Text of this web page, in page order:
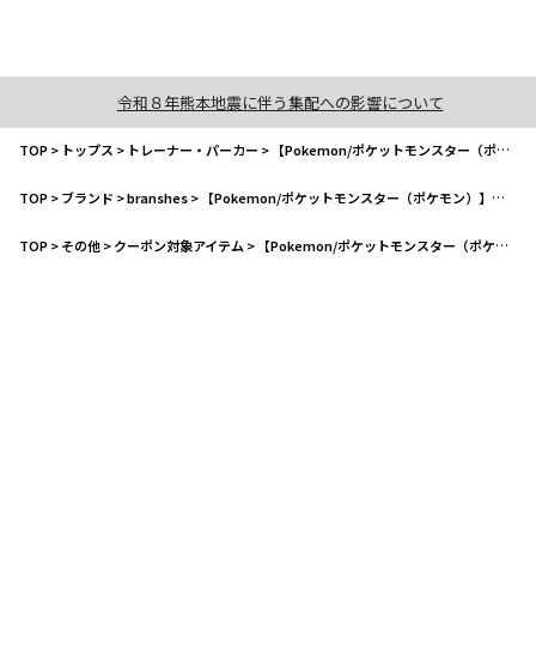
令和８年熊本地震に伴う集配への影響について
TOP> トップス > トレーナー・パーカー > 【Pokemon/ポケットモンスター（ポケモン）】裏毛トレーナー
TOP>ブランド >branshes> 【Pokemon/ポケットモンスター（ポケモン）】裏毛トレーナー
TOP>その他>クーポン対象アイテム > 【Pokemon/ポケットモンスター（ポケモン）】裏毛トレーナー